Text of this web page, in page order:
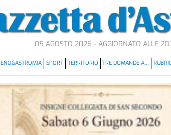
05 AGOSTO 2026 - AGGIORNATO ALLE
ENOGASTROMIA SPORT TERRITORIO TRE DOMANDE A…